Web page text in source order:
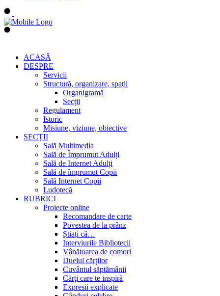
ACASĂ
DESPRE
Servicii
Structură, organizare, spații
Organigramă
Secții
Regulament
Istoric
Misiune, viziune, obiective
SECȚII
Sală Multimedia
Sală de Împrumut Adulți
Sală de Internet Adulți
Sală de împrumut Copii
Sală Internet Copii
Ludotecă
RUBRICI
Proiecte online
Recomandare de carte
Povestea de la prânz
Știați că…
Interviurile Bibliotecii
Vânătoarea de comori
Duelul cărților
Cuvântul săptămânii
Cărți care te inspiră
Expresii explicate